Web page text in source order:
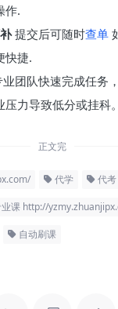
作.
提交后可随时查单
快捷.
业团队快速完成任务
力导致低分或挂科。
正文完
代学 代考
课 http://
自动刷课